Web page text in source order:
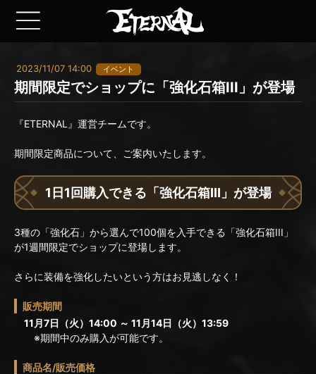
2023/11/07 14:00 イベント
期間限定でショップに「強化石箱III」が登場
『ETERNAL』運営チームです。
期間限定商品について、ご案内いたします。
1日1回購入できる「強化石箱III」が登場
3種の「強化石」から選んで100個を入手できる「強化石箱III」
が1週間限定でショップに登場します。
さらに装備を強化したいという方はお見逃しなく！
販売期間
11月7日（火）14:00 ～ 11月14日（火）13:59
※期間中のみ購入が可能です。
商品名/販売価格